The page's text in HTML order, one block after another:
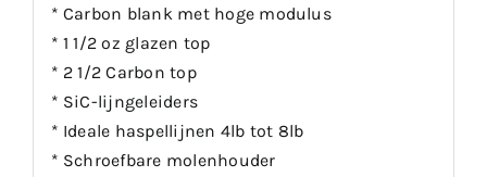
* Carbon blank met hoge modulus
* 1 1/2 oz glazen top
* 2 1/2 Carbon top
* SiC-lijngeleiders
* Ideale haspellijnen 4lb tot 8lb
* Schroefbare molenhouder